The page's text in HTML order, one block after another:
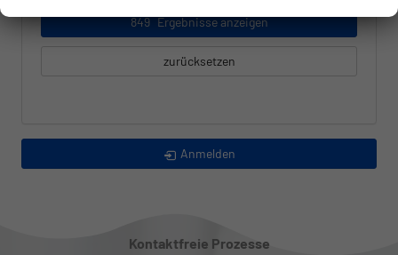
849 Ergebnisse anzeigen
zurücksetzen
Anmelden
Kontaktfreie Prozesse